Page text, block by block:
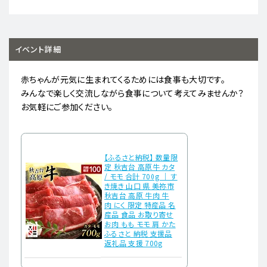
イベント詳細
赤ちゃんが元気に生まれてくるためには食事も大切です。
みんなで楽しく交流しながら食事について考えてみませんか？
お気軽にご参加ください。
【ふるさと納税】 数量限
定 秋吉台 高原牛 カタ
/ モモ 合計 700g ｜ す
き焼き 山口 県 美祢市
秋吉台 高原 牛肉 牛
肉 にく 限定 特産品 名
産品 食品 お取り寄せ
お肉 もも モモ 肩 かた
ふるさと 納税 支援品
返礼品 支援 700g